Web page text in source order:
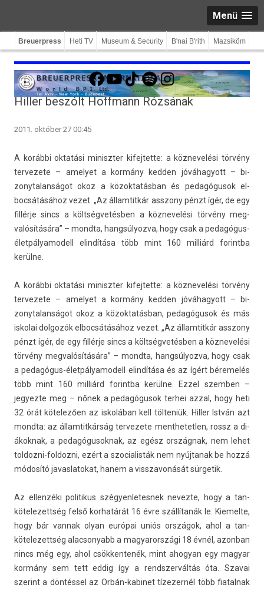
Menü
Breuerpress Heti TV Museum & Security B'nai B'rith Mazsiköm
Facebook
YouTube
TikTokSpotifyInstagram
Hiller beszólt Hoffmann Rózsának
2011. október 27 00:45
A korábbi oktatási miniszt­er kifej­tette: a köz­nevelési törvény
ter­vezete – amelyet a kormány kedd­en jóváhagyott – bi­
zonytalan­ságot okoz a közok­tatás­ban és pedagógusok el­
bocsátásához vezet. „Az állam­titkár as­szony pénzt ígér, de egy
fillérje sincs a költségvetésben a köz­nevelési törvény meg­
valósítására” – mondta, han­gsúlyoz­va, hogy csak a pedagógus-
életpályamodell elindítása több mint 160 milliárd forintba
kerülne.
A korábbi oktatási miniszt­er kifej­tette: a köz­nevelési törvény
ter­vezete – amelyet a kormány kedd­en jóváhagyott – bi­
zonytalan­ságot okoz a közok­tatás­ban, pedagógusok és más
is­kolai dol­gozók el­bocsátásához vezet. „Az állam­titkár as­szony
pénzt ígér, de egy fillérje sincs a költségvetésben a köz­nevelési
törvény meg­valósítására” – mondta, han­gsúlyoz­va, hogy csak
a pedagógus-életpályamodell elindítása és az ígért béremelés
több mint 160 milliárd forintba kerülne. Ezzel szemb­en –
jegyez­te meg – nőnek a pedagógusok ter­hei azzal, hogy heti
32 órát kötelezően az iskolában kell tölteniük. Hill­er István azt
mondta: az állam­titkár­ság ter­vezete menthetetl­en, rossz a di­
ákok­nak, a pedagógusok­nak, az egész országnak, nem lehet
toldozni-foldozni, ezért a szocialis­ták nem nyúj­tanak be hozzá
módosító javas­latokat, hanem a visszavonását sür­getik.
Az el­lenzéki politikus szégyen­letes­nek nevez­te, hogy a tan­
kötelezettség felső kor­határát 16 évre szállítanák le.
Kiemel­te,
hogy bár van­nak olyan európai uniós országok, ahol a tan­
kötelezettség al­ac­sonyabb a magyarországi 18 évnél, azon­ban
nincs még egy, ahol csök­kentenék, mint ahogyan egy magyar
kormány sem tett eddig így a re­ndszer­váltás óta. Szavai
szerint a döntéssel az Orbán-kabinet tízezer­nél több fiatal­nak